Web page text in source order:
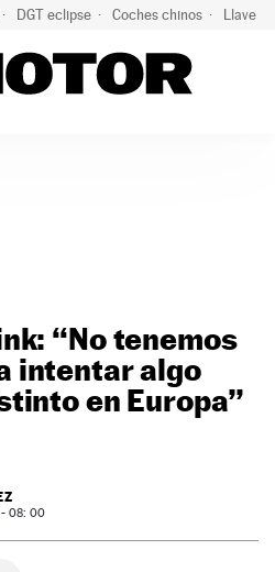
DGT eclipse Coches chinos Llaves
“No tenemos
intentar algo
en Europa”
- 08: 00